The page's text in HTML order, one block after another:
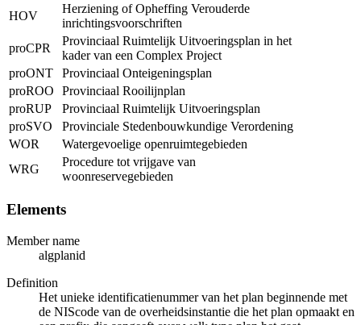
HOV
Herziening of Opheffing Verouderde
inrichtingsvoorschriften
proCPR
Provinciaal Ruimtelijk Uitvoeringsplan in het
kader van een Complex Project
proONT
Provinciaal Onteigeningsplan
proROO
Provinciaal Rooilijnplan
proRUP
Provinciaal Ruimtelijk Uitvoeringsplan
proSVO
Provinciale Stedenbouwkundige Verordening
WOR
Watergevoelige openruimtegebieden
WRG
Procedure tot vrijgave van
woonreservegebieden
Elements
Member name
algplanid
Definition
Het unieke identificatienummer van het plan beginnende met
de NIScode van de overheidsinstantie die het plan opmaakt en